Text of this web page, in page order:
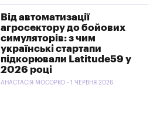
Від автоматизації
агросектору до бойових
симуляторів: з чим
українські стартапи
підкорювали Latitude59 у
2026 році
АНАСТАСІЯ МОСОРКО - 1 ЧЕРВНЯ 2026